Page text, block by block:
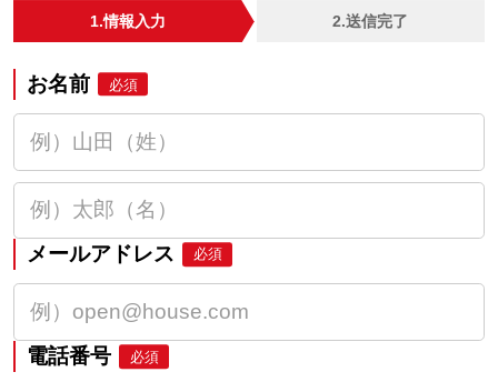
1.情報入力 2.送信完了
お名前 必須
メールアドレス 必須
電話番号 必須